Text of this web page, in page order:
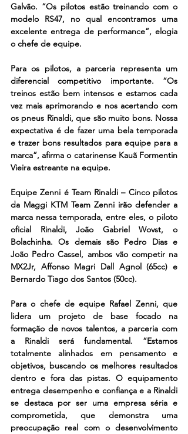
Galvão. “Os pilotos estão treinando com o
modelo RS47, no qual encontramos uma
excelente entrega de performance”, elogia
o chefe de equipe.
Para os pilotos, a parceria representa um
diferencial competitivo importante. “Os
treinos estão bem intensos e estamos cada
vez mais aprimorando e nos acertando com
os pneus Rinaldi, que são muito bons. Nossa
expectativa é de fazer uma bela temporada
e trazer bons resultados para equipe para a
marca”, afirma o catarinense Kauã Formentin
Vieira estreante na equipe.
Equipe Zenni é Team Rinaldi – Cinco pilotos
da Maggi KTM Team Zenni irão defender a
marca nessa temporada, entre eles, o piloto
oficial Rinaldi, João Gabriel Wovst, o
Bolachinha. Os demais são Pedro Dias e
João Pedro Cassel, ambos vão competir na
MX2Jr, Affonso Magri Dall Agnol (65cc) e
Bernardo Tiago dos Santos (50cc).
Para o chefe de equipe Rafael Zenni, que
lidera um projeto de base focado na
formação de novos talentos, a parceria com
a Rinaldi será fundamental. “Estamos
totalmente alinhados em pensamento e
objetivos, buscando os melhores resultados
dentro e fora das pistas. O equipamento
entrega desempenho e confiança e a Rinaldi
se destaca por ser uma empresa séria e
comprometida, que demonstra uma
preocupação real com o desenvolvimento